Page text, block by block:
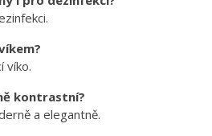
víko.
kontrastní?
a elegantně.